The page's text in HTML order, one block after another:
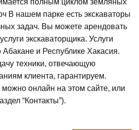
полным циклом земляных
В нашем парке есть экскаваторы
задач. Вы можете арендовать
экскаваторщика. Услуги
и Республике Хакасия.
техники, отвечающую
клиента, гарантируем.
можно онлайн на этом сайте, или
“Контакты”).